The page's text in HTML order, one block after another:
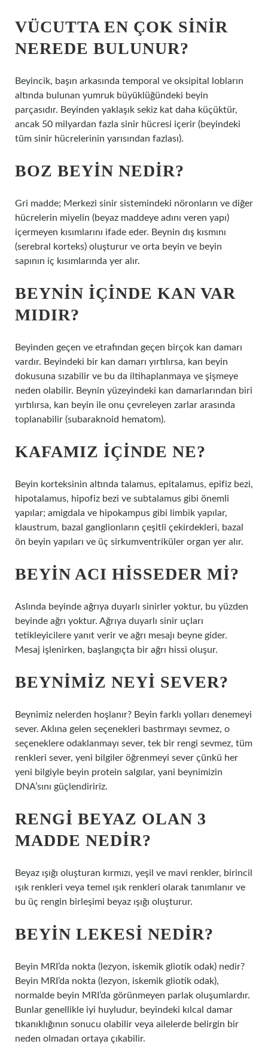
VÜCUTTA EN ÇOK SINIR
NEREDE BULUNUR?
Beyincik, başın arkasında temporal ve oksipital lobların
altında bulunan yumruk büyüklüğündeki beyin
parçasıdır. Beyinden yaklaşık sekiz kat daha küçüktür,
ancak 50 milyardan fazla sinir hücresi içerir (beyindeki
tüm sinir hücrelerinin yarısından fazlası).
BOZ BEYIN NEDIR?
Gri madde; Merkezi sinir sistemindeki nöronların ve diğer
hücrelerin miyelin (beyaz maddeye adını veren yapı)
içermeyen kısımlarını ifade eder. Beynin dış kısmını
(serebral korteks) oluşturur ve orta beyin ve beyin
sapının iç kısımlarında yer alır.
BEYNIN IÇINDE KAN VAR
MIDIR?
Beyinden geçen ve etrafından geçen birçok kan damarı
vardır. Beyindeki bir kan damarı yırtılırsa, kan beyin
dokusuna sızabilir ve bu da iltihaplanmaya ve şişmeye
neden olabilir. Beynin yüzeyindeki kan damarlarından biri
yırtılırsa, kan beyin ile onu çevreleyen zarlar arasında
toplanabilir (subaraknoid hematom).
KAFAMIZ IÇINDE NE?
Beyin korteksinin altında talamus, epitalamus, epifiz bezi,
hipotalamus, hipofiz bezi ve subtalamus gibi önemli
yapılar; amigdala ve hipokampus gibi limbik yapılar,
klaustrum, bazal ganglionların çeşitli çekirdekleri, bazal
ön beyin yapıları ve üç sirkumventriküler organ yer alır.
BEYIN ACI HISSEDER MI?
Aslında beyinde ağrıya duyarlı sinirler yoktur, bu yüzden
beyinde ağrı yoktur. Ağrıya duyarlı sinir uçları
tetikleyicilere yanıt verir ve ağrı mesajı beyne gider.
Mesaj işlenirken, başlangıçta bir ağrı hissi oluşur.
BEYNIMIZ NEYI SEVER?
Beynimiz nelerden hoşlanır? Beyin farklı yolları denemeyi
sever. Aklına gelen seçenekleri bastırmayı sevmez, o
seçeneklere odaklanmayı sever, tek bir rengi sevmez, tüm
renkleri sever, yeni bilgiler öğrenmeyi sever çünkü her
yeni bilgiyle beyin protein salgılar, yani beynimizin
DNA’sını güçlendiririz.
RENGI BEYAZ OLAN 3
MADDE NEDIR?
Beyaz ışığı oluşturan kırmızı, yeşil ve mavi renkler, birincil
ışık renkleri veya temel ışık renkleri olarak tanımlanır ve
bu üç rengin birleşimi beyaz ışığı oluşturur.
BEYIN LEKESI NEDIR?
Beyin MRI’da nokta (lezyon, iskemik gliotik odak) nedir?
Beyin MRI’da nokta (lezyon, iskemik gliotik odak),
normalde beyin MRI’da görünmeyen parlak oluşumlardır.
Bunlar genellikle iyi huyludur, beyindeki kılcal damar
tıkanıklığının sonucu olabilir veya ailelerde belirgin bir
neden olmadan ortaya çıkabilir.